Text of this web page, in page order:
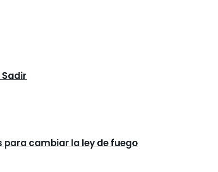
para cambiar la ley de fuego